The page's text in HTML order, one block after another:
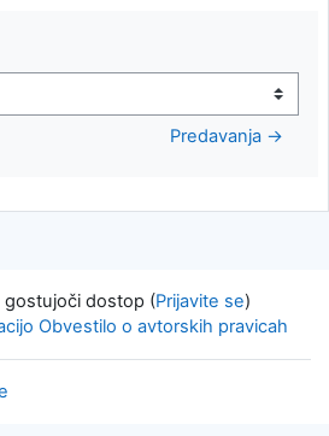
Predavanja →
dostop (Prijavite se)
Obvestilo o avtorskih pravicah